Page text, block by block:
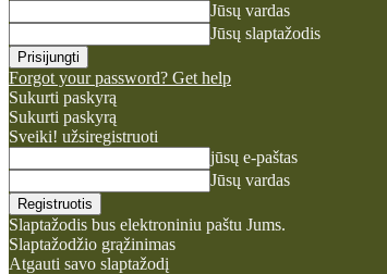
Jūsų vardas
Jūsų slaptažodis
Forgot your password? Get help
Sukurti paskyrą
Sukurti paskyrą
Sveiki! užsiregistruoti
jūsų e-paštas
Jūsų vardas
Slaptažodis bus elektroniniu paštu Jums.
Slaptažodžio grąžinimas
Atgauti savo slaptažodį